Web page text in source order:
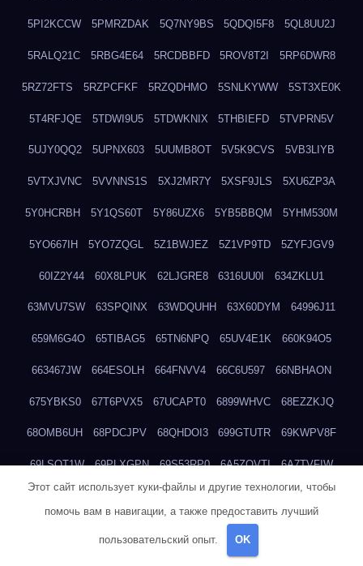
5PI2KCCW 5PMRZDAK 5Q7NY9BS 5QDQI5F8 5QL8UU2J
5RALQ21C 5RBG4E64 5RCDBBFD 5ROV8T2I 5RP6DWR8
5RZ72FTS 5RZPCFKF 5RZQDHMO 5SNLKYWW 5ST3XE0K
5T4RFJQE 5TDWI9U5 5TDWKNIX 5THBIEFD 5TVPRN5V
5UJY0QQ2 5UPNX603 5UUMB8OT 5V5K9CVS 5VB3LIYB
5VTXJVNC 5VVNNS1S 5XJ2MR7Y 5XSF9JLS 5XU6ZP3A
5Y0HCRBH 5Y1QS60T 5Y86UZX6 5YB5BBQM 5YHM530M
5YO667IH 5YO7ZQGL 5Z1BWJEZ 5Z1VP9TD 5ZYFJGV9
60IZ2Y44 60X8LPUK 62LJGRE8 6316UU0I 634ZKLU1
63MVU7SW 63SPQINX 63WDQUHH 63X60DYM 64996J11
659M6G4O 65TIBAG5 65TN6NPQ 65UV4E1K 660K94O5
663467JW 664ESOLH 664FNVV4 66C6U597 66NBHAON
675YBKS0 67T6PVX5 67UCAPT0 6899WHVC 68EZZKJQ
68OMB6UH 68PDCJPV 68QHDOI3 699GTUTR 69KWPV8F
69LSOT1W 69PLXGPN 69S53RP0 6A5ZOVTI 6A7TVFIW
6ANZ4C8L 6AS3LJQ4 6AX21SAB 6AX80CNX
6BUMJY5E
6DCMVTHM
Этот сайт использует куки-файлы и другие технологии, чтобы
помочь вам в навигации, а также предоставить лучший
пользовательский опыт. OK